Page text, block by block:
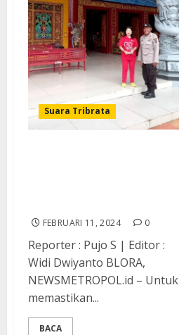
Suara Tribrata
FEBRUARI 11, 2024 0
Reporter : Pujo S | Editor :
Widi Dwiyanto BLORA,
NEWSMETROPOL.id – Untuk
memastikan...
BACA